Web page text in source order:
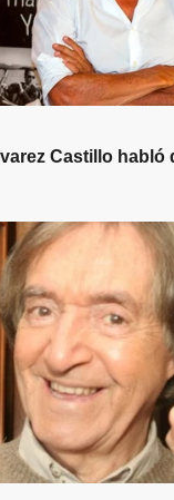
Castillo habló